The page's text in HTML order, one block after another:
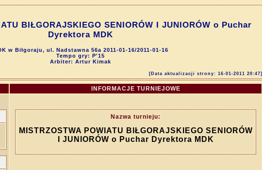
BIŁGORAJSKIEGO SENIORÓW I JUNIORÓW o Puchar
Dyrektora MDK
w Biłgoraju, ul. Nadstawna 56a 2011-01-16/2011-01-16
Tempo gry: P'15
Arbiter: Artur Kimak
[Data aktualizacji strony: 16-01-2011 20:47]
INFORMACJE TURNIEJOWE
Nazwa turnieju:
MISTRZOSTWA POWIATU BIŁGORAJSKIEGO SENIORÓW
I JUNIORÓW o Puchar Dyrektora MDK